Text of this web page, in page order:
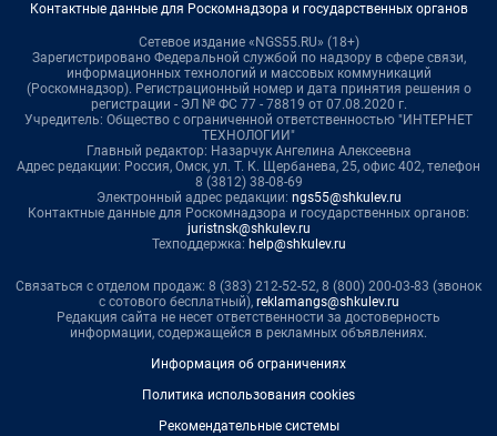
Контактные данные для Роскомнадзора и государственных органов
Сетевое издание «NGS55.RU» (18+)
Зарегистрировано Федеральной службой по надзору в сфере связи,
информационных технологий и массовых коммуникаций
(Роскомнадзор). Регистрационный номер и дата принятия решения о
регистрации - ЭЛ № ФС 77 - 78819 от 07.08.2020 г.
Учредитель: Общество с ограниченной ответственностью "ИНТЕРНЕТ
ТЕХНОЛОГИИ"
Главный редактор: Назарчук Ангелина Алексеевна
Адрес редакции: Россия, Омск, ул. Т. К. Щербанева, 25, офис 402, телефон
8 (3812) 38-08-69
Электронный адрес редакции: ngs55@shkulev.ru
Контактные данные для Роскомнадзора и государственных органов:
juristnsk@shkulev.ru
Техподдержка: help@shkulev.ru
Связаться с отделом продаж: 8 (383) 212-52-52, 8 (800) 200-03-83 (звонок
с сотового бесплатный), reklamangs@shkulev.ru
Редакция сайта не несет ответственности за достоверность
информации, содержащейся в рекламных объявлениях.
Информация об ограничениях
Политика использования cookies
Рекомендательные системы